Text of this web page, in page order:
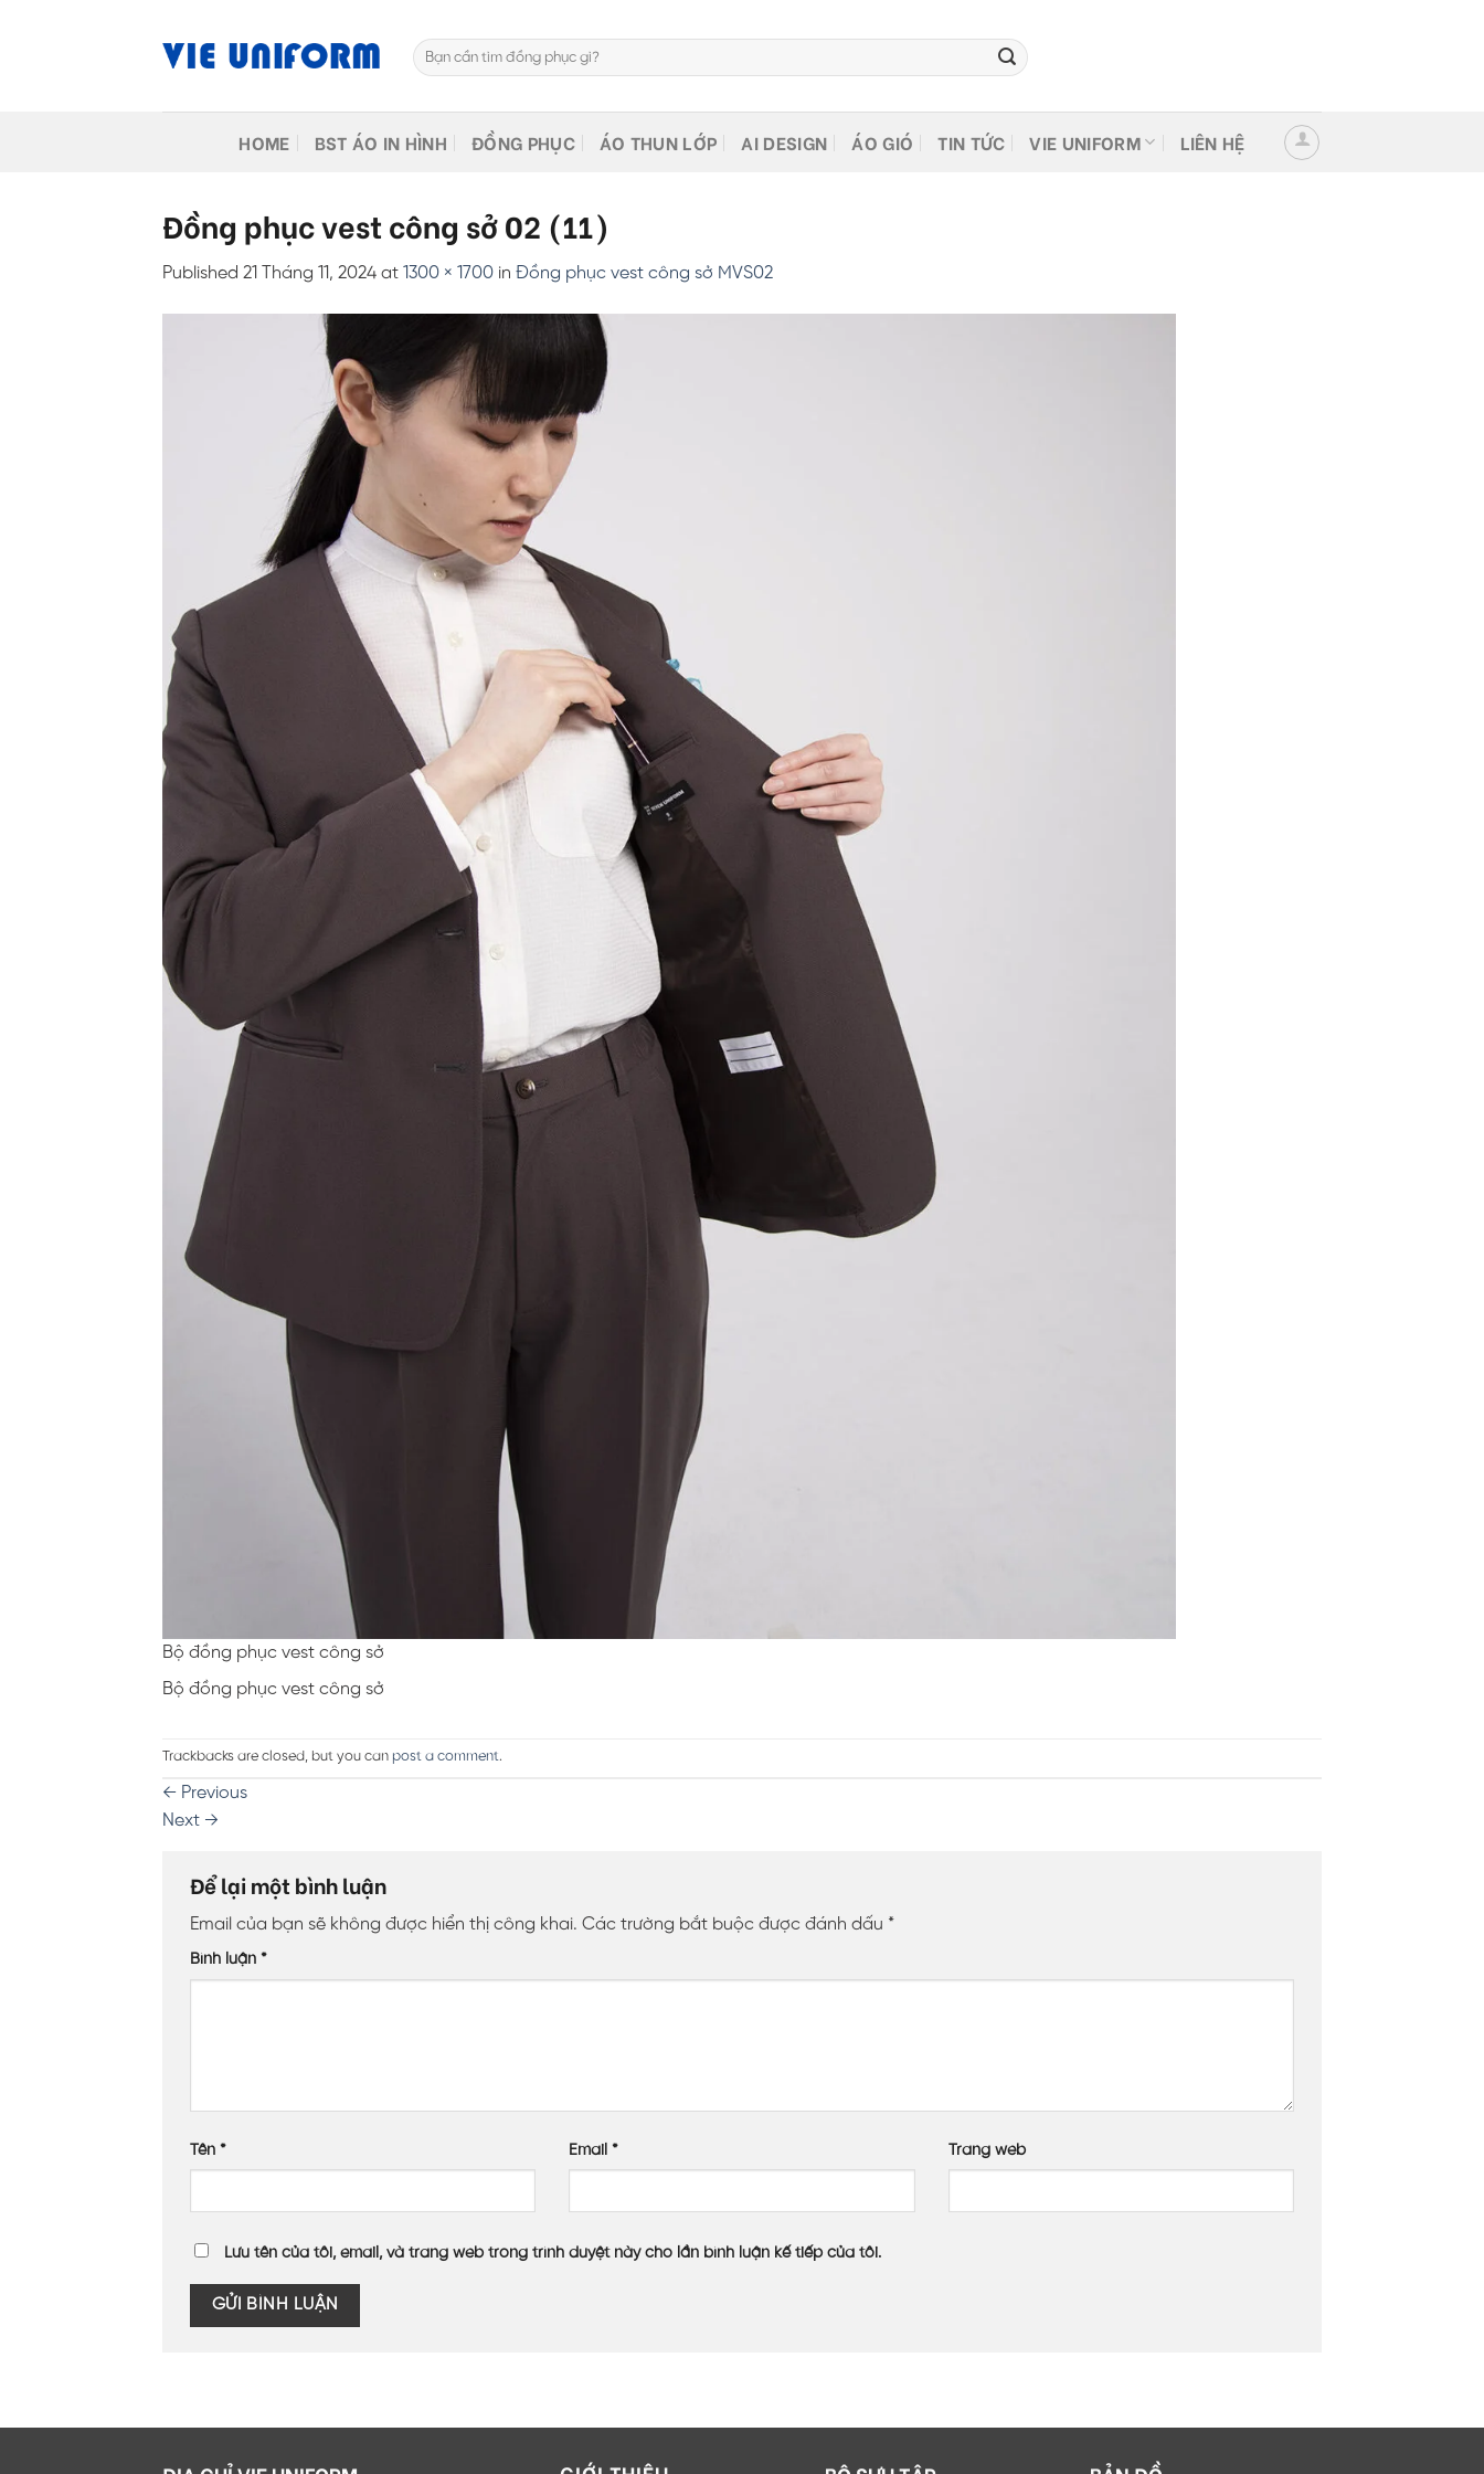
Tìm
kiếm:
HOME BST ÁO IN HÌNH ĐỒNG PHỤC ÁO THUN LỚP AI DESIGN ÁO GIÓ TIN TỨC VIE UNIFORM LIÊN HỆ
Đồng phục vest công sở 02 (11)
Published 21 Tháng 11, 2024 at 1300 × 1700 in Đồng phục vest công sở MVS02
Bộ đồng phục vest công sở
Bộ đồng phục vest công sở
Trackbacks are closed, but you can post a comment.
← Previous
Next →
Để lại một bình luận
Email của bạn sẽ không được hiển thị công khai. Các trường bắt buộc được đánh dấu *
Bình luận *
Tên * Email* Trang web
Lưu tên của tôi, email, và trang web trong trình duyệt này cho lần bình luận kế tiếp của tôi.